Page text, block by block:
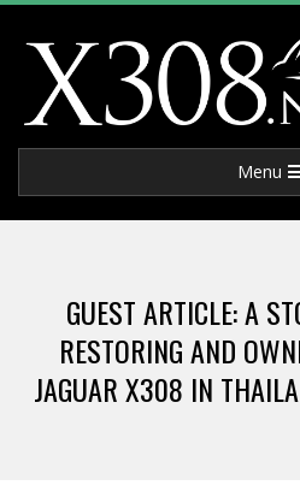
content
X
3
8
Navigation
Menu
GUEST ARTICLE: A
RESTORING AND
JAGUAR X308 IN